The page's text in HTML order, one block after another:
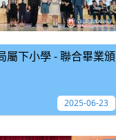
屬下小學 - 聯合畢業頒
2025-06-23